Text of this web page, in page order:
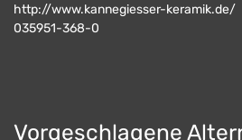
http://www.kannegiesser-keramik.de/
035951-368-0
Vorgeschlagene